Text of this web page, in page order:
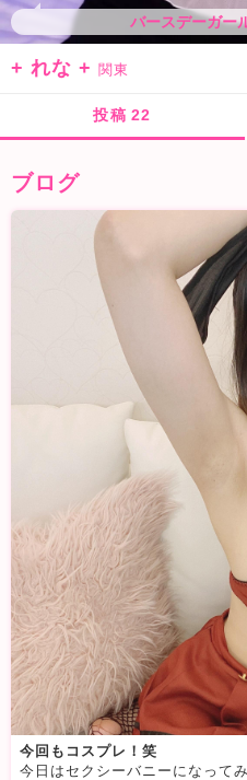
バースデーガー
+ れな + 関東
投稿 22
ブログ
今回もコスプレ！笑
今日はセクシーバニーになって